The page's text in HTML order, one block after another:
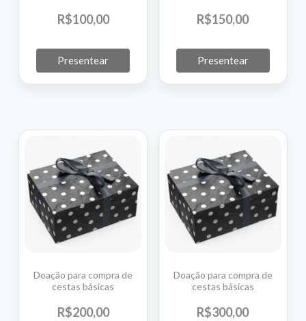
R$100,00
Presentear
R$150,00
Presentear
Doação para compra de
cestas básicas
R$200,00
Doação para compra de
cestas básicas
R$300,00